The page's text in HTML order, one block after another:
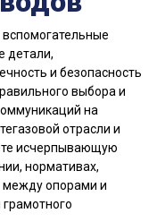
детали,
и безопасность
выбора и
на
отрасли и
исчерпывающую
нормативах,
между опорами и